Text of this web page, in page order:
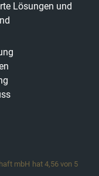
Lösungen und
mbH hat 4,56 von 5